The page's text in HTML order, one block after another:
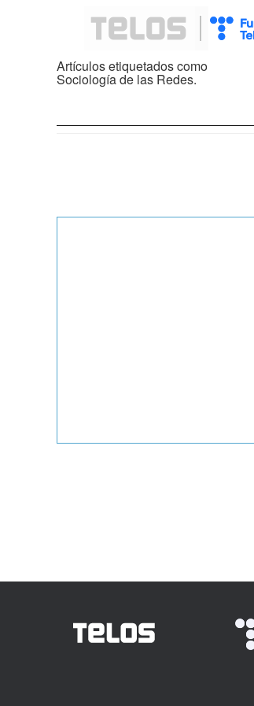
Artículos etiquetados como
Sociología de las Redes.